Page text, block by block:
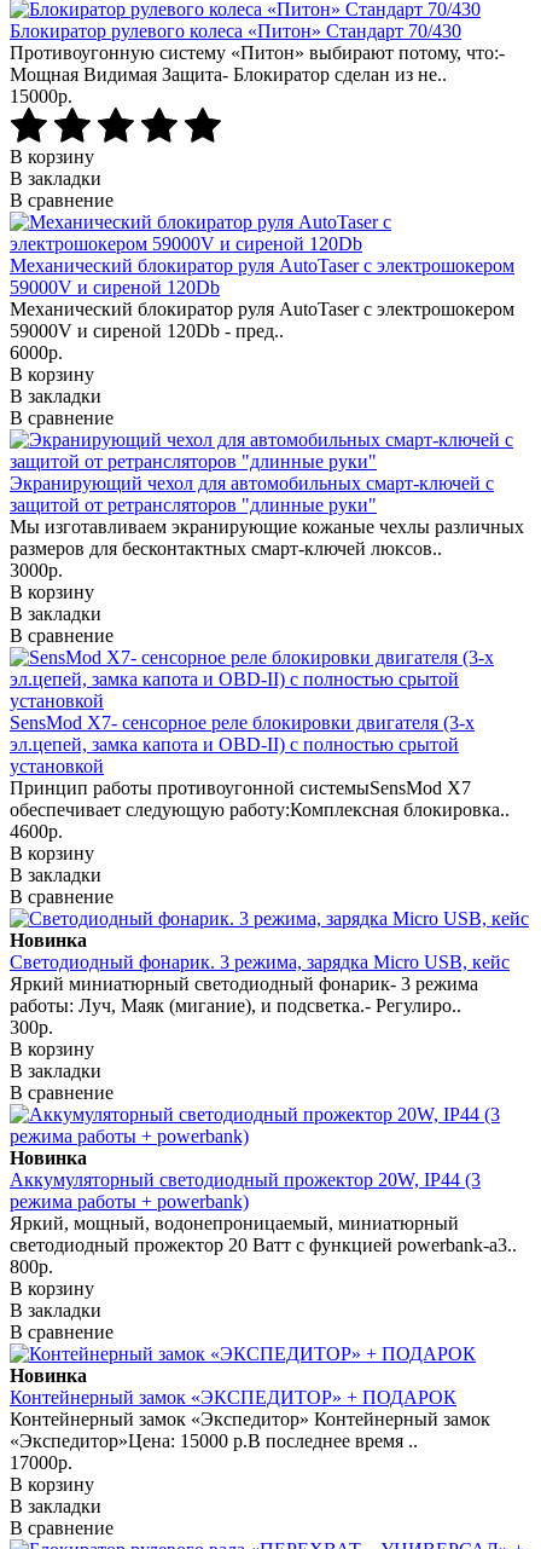
Блокиратор рулевого колеса «Питон» Стандарт 70/430
Противоугонную систему «Питон» выбирают потому, что:-
Мощная Видимая Защита- Блокиратор сделан из не..
15000р.
В корзину
В закладки
В сравнение
Механический блокиратор руля AutoTaser с электрошокером
59000V и сиреной 120Db
Механический блокиратор руля AutoTaser с электрошокером
59000V и сиреной 120Db - пред..
6000р.
В корзину
В закладки
В сравнение
Экранирующий чехол для автомобильных смарт-ключей с
защитой от ретрансляторов "длинные руки"
Мы изготавливаем экранирующие кожаные чехлы различных
размеров для бесконтактных смарт-ключей люксов..
3000р.
В корзину
В закладки
В сравнение
SensMod X7- сенсорное реле блокировки двигателя (3-х
эл.цепей, замка капота и OBD-II) с полностью срытой
установкой
Принцип работы противоугонной системыSensMod X7
обеспечивает следующую работу:Комплексная блокировка..
4600р.
В корзину
В закладки
В сравнение
Новинка
Светодиодный фонарик. 3 режима, зарядка Micro USB, кейс
Яркий миниатюрный светодиодный фонарик- 3 режима
работы: Луч, Маяк (мигание), и подсветка.- Регулиро..
300р.
В корзину
В закладки
В сравнение
Новинка
Аккумуляторный светодиодный прожектор 20W, IP44 (3
режима работы + powerbank)
Яркий, мощный, водонепроницаемый, миниатюрный
светодиодный прожектор 20 Ватт с функцией powerbank-а3..
800р.
В корзину
В закладки
В сравнение
Новинка
Контейнерный замок «ЭКСПЕДИТОР» + ПОДАРОК
Контейнерный замок «Экспедитор» Контейнерный замок
«Экспедитор»Цена: 15000 р.В последнее время ..
17000р.
В корзину
В закладки
В сравнение